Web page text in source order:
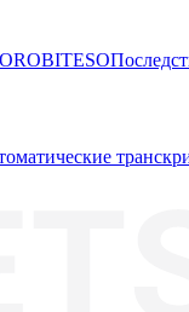
BITESO